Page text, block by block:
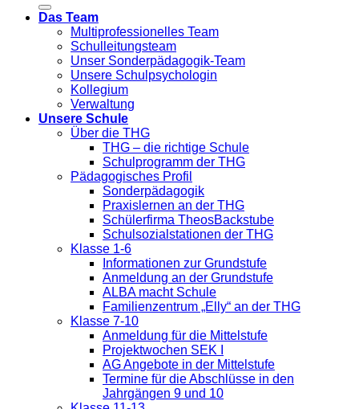
Das Team
Multiprofessionelles Team
Schulleitungsteam
Unser Sonderpädagogik-Team
Unsere Schulpsychologin
Kollegium
Verwaltung
Unsere Schule
Über die THG
THG – die richtige Schule
Schulprogramm der THG
Pädagogisches Profil
Sonderpädagogik
Praxislernen an der THG
Schülerfirma TheosBackstube
Schulsozialstationen der THG
Klasse 1-6
Informationen zur Grundstufe
Anmeldung an der Grundstufe
ALBA macht Schule
Familienzentrum „Elly“ an der THG
Klasse 7-10
Anmeldung für die Mittelstufe
Projektwochen SEK I
AG Angebote in der Mittelstufe
Termine für die Abschlüsse in den
Jahrgängen 9 und 10